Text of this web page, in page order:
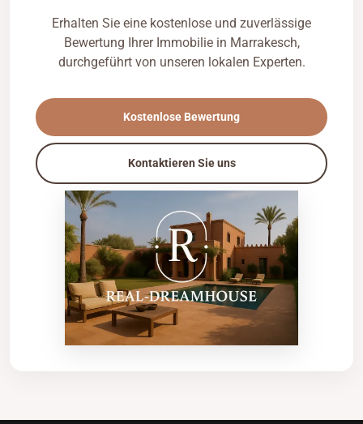
Erhalten Sie eine kostenlose und zuverlässige
Bewertung Ihrer Immobilie in Marrakesch,
durchgeführt von unseren lokalen Experten.
Kostenlose Bewertung
Kontaktieren Sie uns